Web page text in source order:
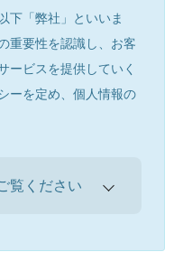
下「弊社」といいま
重要性を認識し、お客
ービスを提供していく
ーを定め、個人情報の
覧ください